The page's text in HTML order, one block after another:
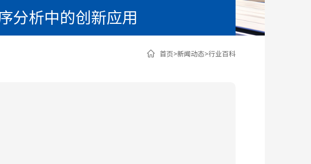
分析中的创新应用
首页>新闻动态>行业百科